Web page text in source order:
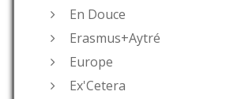
En Douce
Erasmus+Aytré
Europe
Ex'Cetera